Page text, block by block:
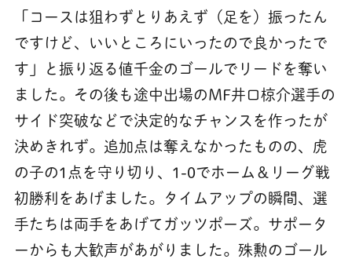
「コースは狙わずとりあえず（足を）振ったん
ですけど、いいところにいったので良かったで
す」と振り返る値千金のゴールでリードを奪い
ました。その後も途中出場のMF井口椋介選手の
サイド突破などで決定的なチャンスを作ったが
決めきれず。追加点は奪えなかったものの、虎
の子の1点を守り切り、1-0でホーム＆リーグ戦
初勝利をあげました。タイムアップの瞬間、選
手たちは両手をあげてガッツポーズ。サポータ
ーからも大歓声があがりました。殊勲のゴール